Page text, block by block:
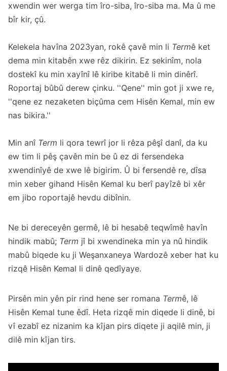
xwendin wer werga tim îro-siba, îro-siba ma. Ma û me
bîr kir, çû.
Kelekela havîna 2023yan, rokê çavê min li Termê ket
dema min kitabên xwe rêz dikirin. Ez sekinîm, nola
dostekî ku min xayînî lê kiribe kitabê li min dinêrî.
Roportaj bûbû derew çinku. ''Qene'' min got ji xwe re,
''qene ez nezaketen biçûma cem Hisên Kemal, min ew
nas bikira.''
Min anî Term li qora tewrî jor li rêza pêşî danî, da ku
ew tim li pêş çavên min be û ez di fersendeka
xwendinîyê de xwe lê bigirim. Û bi fersendê re, dîsa
min xeber gihand Hisên Kemal ku berî payîzê bi xêr
em jibo roportajê hevdu dibînin.
Ne bi dereceyên germê, lê bi hesabê teqwîmê havîn
hindik mabû; Term jî bi xwendineka min ya nû hindik
mabû biqede ku ji Weşanxaneya Wardozê xeber hat ku
rizqê Hisên Kemal li dinê qedîyaye.
Pirsên min yên pir rind hene ser romana Termê, lê
Hisên Kemal tune êdî. Heta rizqê min diqede li dinê, bi
vî ezabî ez nizanim ka kîjan pirs diqete ji aqilê min, ji
dilê min kîjan tirs.